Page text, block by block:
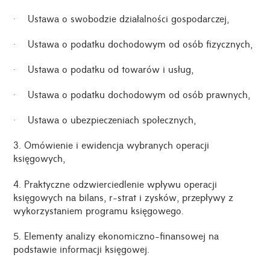
· Ustawa o swobodzie działalności gospodarczej,
· Ustawa o podatku dochodowym od osób fizycznych,
· Ustawa o podatku od towarów i usług,
· Ustawa o podatku dochodowym od osób prawnych,
· Ustawa o ubezpieczeniach społecznych,
3. Omówienie i ewidencja wybranych operacji
księgowych,
4. Praktyczne odzwierciedlenie wpływu operacji
księgowych na bilans, r-strat i zysków, przepływy z
wykorzystaniem programu księgowego.
5. Elementy analizy ekonomiczno-finansowej na
podstawie informacji księgowej.